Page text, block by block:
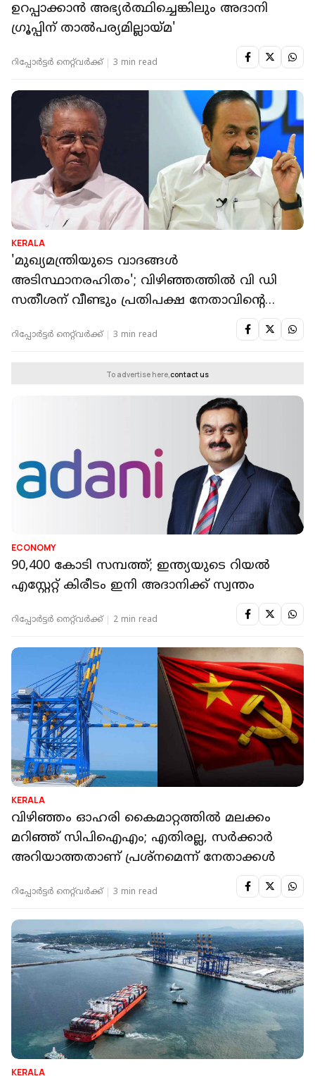
ഉറപ്പാക്കാൻ അഭ്യർത്ഥിച്ചെങ്കിലും അദാനി
ഗ്രൂപ്പിന് താൽപര്യമില്ലായ്മ'
റിപ്പോർട്ടർ നെറ്റ്‌വര്‍ക്ക്‌ 3 min read
KERALA
'മുഖ്യമന്ത്രിയുടെ വാദങ്ങൾ
അടിസ്ഥാനരഹിതം'; വിഴിഞ്ഞത്തിൽ വി ഡി
സതീശന് വീണ്ടും പ്രതിപക്ഷ നേതാവിന്റെ
റിപ്പോർട്ടർ നെറ്റ്‌വര്‍ക്ക്‌ 3 min read
To advertise here,contact us
ECONOMY
90,400 കോടി സമ്പത്ത്; ഇന്ത്യയുടെ റിയൽ
എസ്റ്റേറ്റ് കിരീടം ഇനി അദാനിക്ക് സ്വന്തം
റിപ്പോർട്ടർ നെറ്റ്‌വര്‍ക്ക്‌ 2 min read
KERALA
വിഴിഞ്ഞം ഓഹരി കൈമാറ്റത്തിൽ മലക്കം
മറിഞ്ഞ് സിപിഐഎം; എതിരല്ല, സർക്കാർ
അറിയാത്തതാണ് പ്രശ്‌നമെന്ന് നേതാക്കൾ
റിപ്പോർട്ടർ നെറ്റ്‌വര്‍ക്ക്‌ 3 min read
KERALA